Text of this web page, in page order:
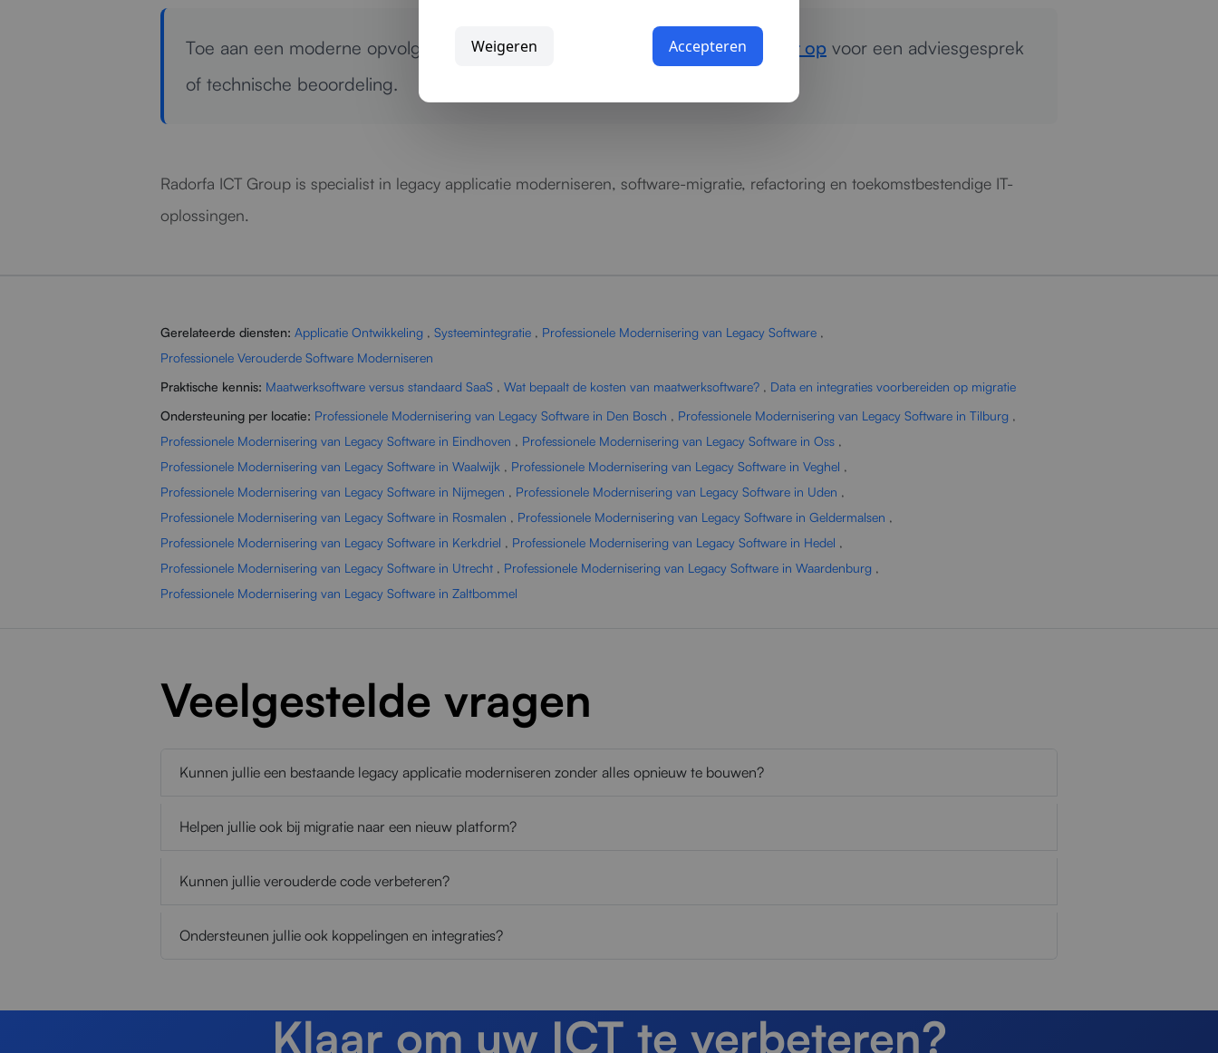
Toe aan een moderne opvolger van uw bestaande applicatie?Neem contact op voor een adviesgesprek
of technische beoordeling.
Radorfa ICT Group is specialist in legacy applicatie moderniseren, software-migratie, refactoring en toekomstbestendige IT-
oplossingen.
Gerelateerde diensten: Applicatie Ontwikkeling , Systeemintegratie , Professionele Modernisering van Legacy Software ,
Professionele Verouderde Software Moderniseren
Praktische kennis: Maatwerksoftware versus standaard SaaS , Wat bepaalt de kosten van maatwerksoftware? , Data en integraties voorbereiden op migratie
Ondersteuning per locatie: Professionele Modernisering van Legacy Software in Den Bosch , Professionele Modernisering van Legacy Software in Tilburg ,
Professionele Modernisering van Legacy Software in Eindhoven , Professionele Modernisering van Legacy Software in Oss ,
Professionele Modernisering van Legacy Software in Waalwijk , Professionele Modernisering van Legacy Software in Veghel ,
Professionele Modernisering van Legacy Software in Nijmegen , Professionele Modernisering van Legacy Software in Uden ,
Professionele Modernisering van Legacy Software in Rosmalen , Professionele Modernisering van Legacy Software in Geldermalsen ,
Professionele Modernisering van Legacy Software in Kerkdriel , Professionele Modernisering van Legacy Software in Hedel ,
Professionele Modernisering van Legacy Software in Utrecht , Professionele Modernisering van Legacy Software in Waardenburg ,
Professionele Modernisering van Legacy Software in Zaltbommel
Veelgestelde vragen
Kunnen jullie een bestaande legacy applicatie moderniseren zonder alles opnieuw te bouwen?
Helpen jullie ook bij migratie naar een nieuw platform?
Kunnen jullie verouderde code verbeteren?
Ondersteunen jullie ook koppelingen en integraties?
Klaar om uw ICT te verbeteren?
Weigeren Accepteren